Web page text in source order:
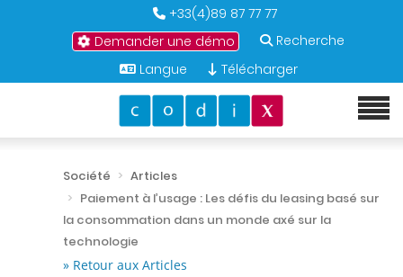
+33(4)89 87 77 77
Demander une démo
Recherche
Langue
Télécharger
Société
Articles
Paiement à l’usage : Les défis du leasing basé sur
la consommation dans un monde axé sur la
technologie
» Retour aux Articles